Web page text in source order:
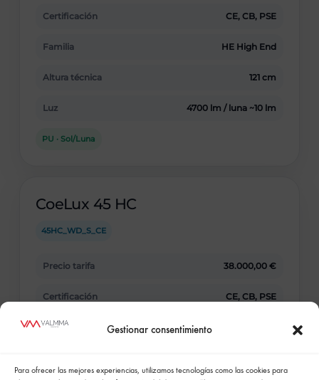
Gestionar consentimiento
Para ofrecer las mejores experiencias, utilizamos tecnologías como las cookies para
Certificación CE, CB, PSE
Familia HE High End
Altura técnica 121 cm
Luz 4700 lm / luna ~10 lm
PU · Sol/Luna
CoeLux 45 HC
45HC_WD_S_CE
Precio tarifa 38.000,00 €
Certificación CE, CB, PSE
Familia